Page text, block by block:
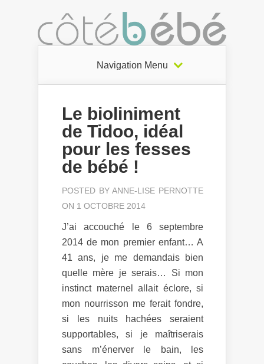
Navigation Menu
Le bioliniment
de Tidoo, idéal
pour les fesses
de bébé !
POSTED BYANNE-LISE PERNOTTE
ON 1 OCTOBRE 2014
J’ai accouché le 6 septembre
2014 de mon premier enfant… A
41 ans, je me demandais bien
quelle mère je serais… Si mon
instinct maternel allait éclore, si
mon nourrisson me ferait fondre,
si les nuits hachées seraient
supportables, si je maîtriserais
sans m’énerver le bain, les